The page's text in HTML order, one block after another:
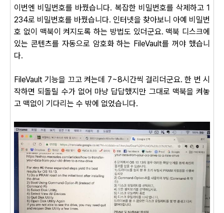
이번엔 비밀번호를 바꿨습니다. 복잡한 비밀번호를 삭제하고 1
234로 비밀번호를 바꿨습니다. 인터넷을 찾아보니 아예 비밀번
호 없이 맥북이 켜지도록 하는 방법도 있더군요. 맥북 디스크에
있는 콘텐츠를 자동으로 암호화 하는 FileVault를 꺼야 했습니
다.
FileVault 기능을 끄고 켜는데 7~8시간씩 걸리더군요. 한 번 시
작하면 되돌릴 수가 없어 마냥 답답했지만 그대로 맥북을 켜놓
고 맥없이 기다리는 수 밖에 없었습니다.